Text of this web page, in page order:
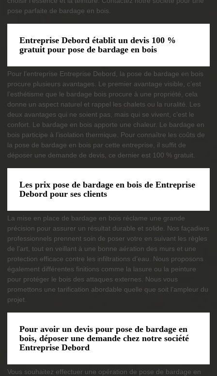
pose parfaite de bardage en bois.
Entreprise Debord établit un devis 100 %
gratuit pour pose de bardage en bois
Pour l’entreprise Entreprise Debord, la pose de bardage en bois
procure plusieurs avantages. Le premier avantage visible, c’est
l’esthétisme que le bardage bois procure à une propriété, cela
donne un aspect naturel et rappel les chalets ou la ruralité. Les
deux avantages qui ne soient pas, mais qui se vivent, c’est le
confort. Le bardage en bois apporte une chaleur. Le bardage en
bois participe à l’isolation thermique. Pour connaître les coûts de
la pose de bardage en bois par cette entreprise, il suffit de
déposer une demande de devis, ce dernier est 100 % gratuit.
Les prix pose de bardage en bois de Entreprise
Debord pour ses clients
La mise en place de bardage en bois réclame une grande
précision pour assurer un résultat durable et solide. Nos façadiers
professionnels prennent soin de poser votre en suivant les règles
de l’art, tout en veillant à une bonne aération des murs et une
protection efficace contre les infiltrations d’eau. Nous proposons
également différentes finitions comme la lasure ou la peinture
pour protéger le bois des attaques externes. Nous vous
promettons une tarification abordable quelle que soit l’ampleur du
projet.
Pour avoir un devis pour pose de bardage en
bois, déposer une demande chez notre société
Entreprise Debord
Vous souhaitez effectuer une opération de pose de bardage en